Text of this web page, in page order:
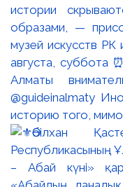
истории
образами, —
музей искусств
августа, суббота
Алматы
@guideinalmaty
историю того,